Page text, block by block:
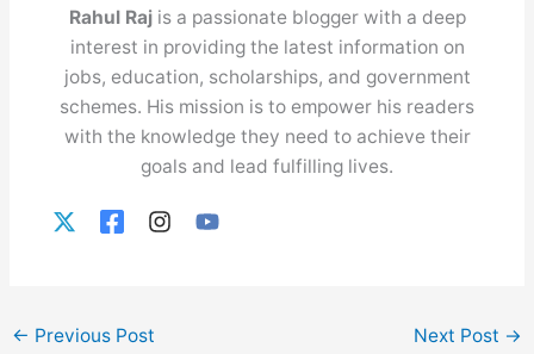
Rahul Raj is a passionate blogger with a deep
interest in providing the latest information on
jobs, education, scholarships, and government
schemes. His mission is to empower his readers
with the knowledge they need to achieve their
goals and lead fulfilling lives.
← Previous Post Next Post →